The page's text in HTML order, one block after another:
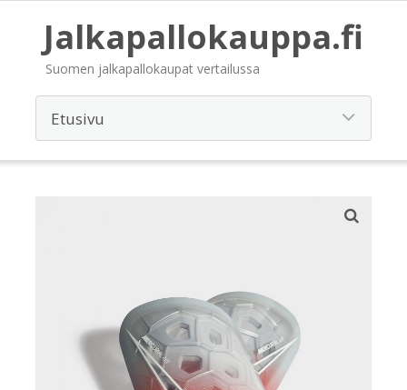
Jalkapallokauppa.fi
Suomen jalkapallokaupat vertailussa